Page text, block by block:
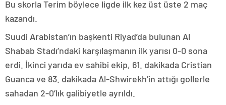
Bu skorla Terim böylece ligde ilk kez üst üste 2 maç
kazandı.
Suudi Arabistan’ın başkenti Riyad’da bulunan Al
Shabab Stadı’ndaki karşılaşmanın ilk yarısı 0-0 sona
erdi. İkinci yarıda ev sahibi ekip, 61. dakikada Cristian
Guanca ve 83. dakikada Al-Shwirekh’in attığı gollerle
sahadan 2-0’lık galibiyetle ayrıldı.